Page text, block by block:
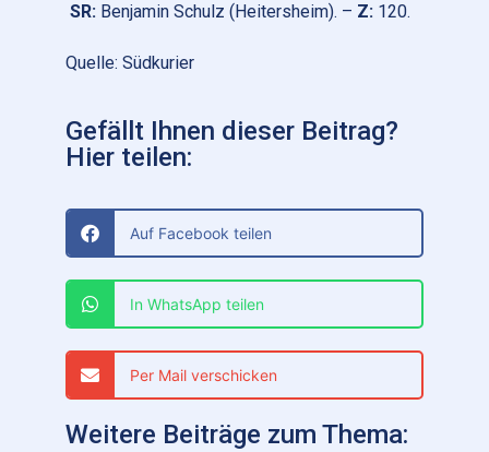
SR: Benjamin Schulz (Heitersheim). – Z: 120.
Quelle: Südkurier
Gefällt Ihnen dieser Beitrag?
Hier teilen:
Auf Facebook teilen
In WhatsApp teilen
Per Mail verschicken
Weitere Beiträge zum Thema: